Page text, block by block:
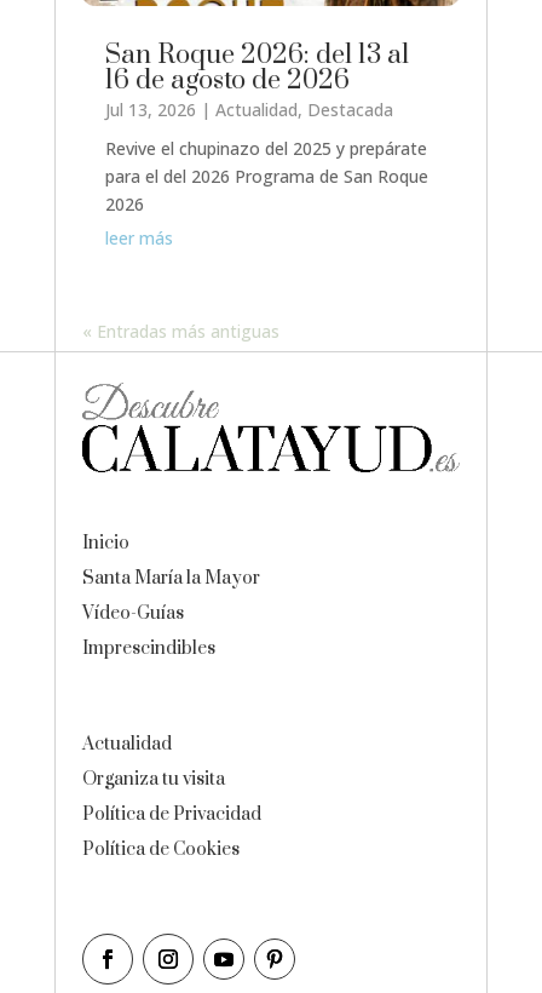
San Roque 2026: del 13 al
16 de agosto de 2026
Jul 13, 2026 |Actualidad, Destacada
Revive el chupinazo del 2025 y prepárate
para el del 2026 Programa de San Roque
2026
leer más
« Entradas más antiguas
Inicio
Santa María la Mayor
Vídeo-Guías
Imprescindibles
Actualidad
Organiza tu visita
Política de Privacidad
Política de Cookies